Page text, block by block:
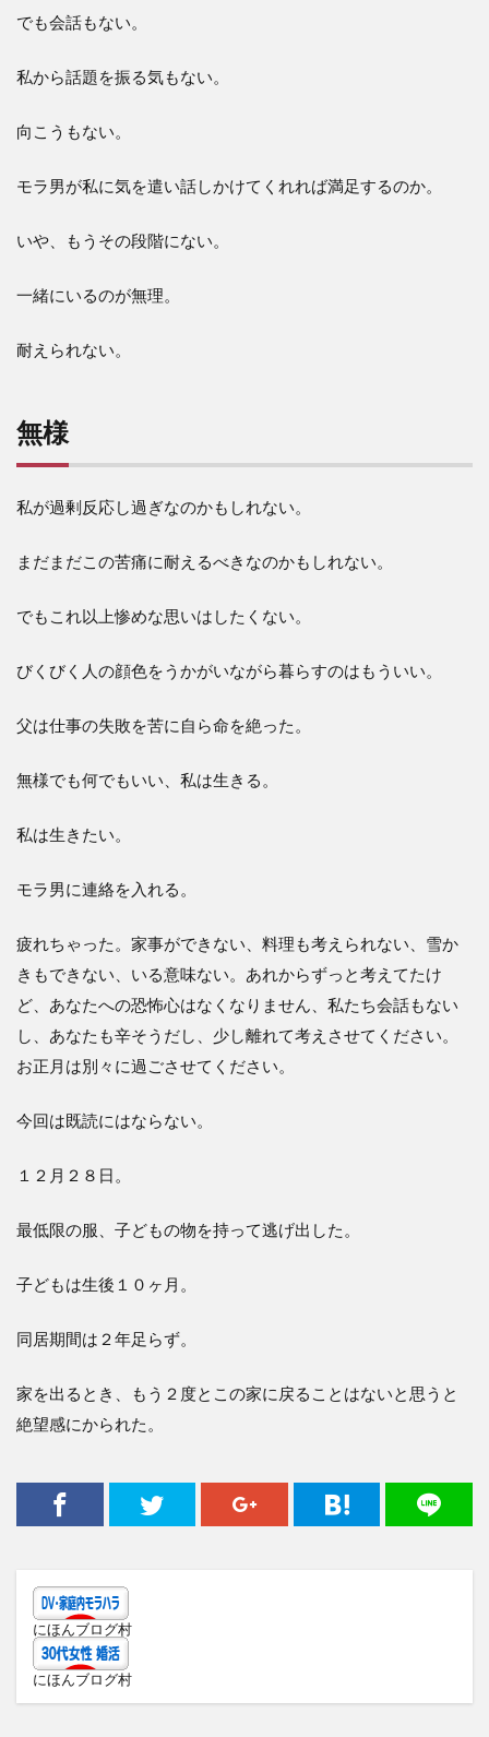
でも会話もない。
私から話題を振る気もない。
向こうもない。
モラ男が私に気を遣い話しかけてくれれば満足するのか。
いや、もうその段階にない。
一緒にいるのが無理。
耐えられない。
無様
私が過剰反応し過ぎなのかもしれない。
まだまだこの苦痛に耐えるべきなのかもしれない。
でもこれ以上惨めな思いはしたくない。
びくびく人の顔色をうかがいながら暮らすのはもういい。
父は仕事の失敗を苦に自ら命を絶った。
無様でも何でもいい、私は生きる。
私は生きたい。
モラ男に連絡を入れる。
疲れちゃった。家事ができない、料理も考えられない、雪か
きもできない、いる意味ない。あれからずっと考えてたけ
ど、あなたへの恐怖心はなくなりません、私たち会話もない
し、あなたも辛そうだし、少し離れて考えさせてください。
お正月は別々に過ごさせてください。
今回は既読にはならない。
１２月２８日。
最低限の服、子どもの物を持って逃げ出した。
子どもは生後１０ヶ月。
同居期間は２年足らず。
家を出るとき、もう２度とこの家に戻ることはないと思うと
絶望感にかられた。
にほんブログ村
にほんブログ村